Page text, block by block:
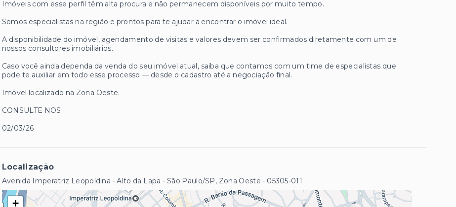
Imóveis com esse perfil têm alta procura e não permanecem disponíveis por muito tempo.
Somos especialistas na região e prontos para te ajudar a encontrar o imóvel ideal.
A disponibilidade do imóvel, agendamento de visitas e valores devem ser confirmados diretamente com um de
nossos consultores imobiliários.
Caso você ainda dependa da venda do seu imóvel atual, saiba que contamos com um time de especialistas que
pode te auxiliar em todo esse processo — desde o cadastro até a negociação final.
Imóvel localizado na Zona Oeste.
CONSULTE NOS
02/03/26
Localização
Avenida Imperatriz Leopoldina - Alto da Lapa - São Paulo/SP, Zona Oeste - 05305-011
+